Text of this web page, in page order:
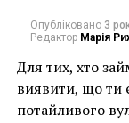
портретами
Так
сэра
а под
королевы
Опубліковано 3
Редактор Марія
Для тих, хто
виявити, що ти
потайливого